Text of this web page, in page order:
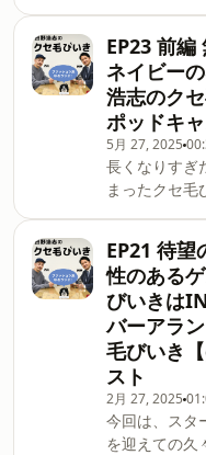
特な方がいら
もご相談くだ
話題だと助か
大丈夫です。
のみでご記入
た！※お悩み
はありません
れる場合もご
い。【ポッド
Apple &amp;
なりすぎて
ることに
03:46 鍛えな
い？04:10
好きな野球チ
かけは08:23
業界に13:22
いつか店長
こと19:42 こ
20:39 京都ハ
が！23:30 お
タイリング
https://
ジャケット：
E.Marinella
ーフ：SIMON
EP23 前編
ネイビー
浩志のク
ポッドキ
5月 27, 2025
長くなりすぎ
まったクセ毛
gujiシルクツ
トタイ
online.com/
ャプター】
からお願い
び悩みを気
最近で最速
の番組につい
画04:50 星野
YouTubeを
EP21 待望
性のある
びいきは
バーアラ
毛びいき
スト
2月 27, 2025
今回は、スタ
を迎えての久